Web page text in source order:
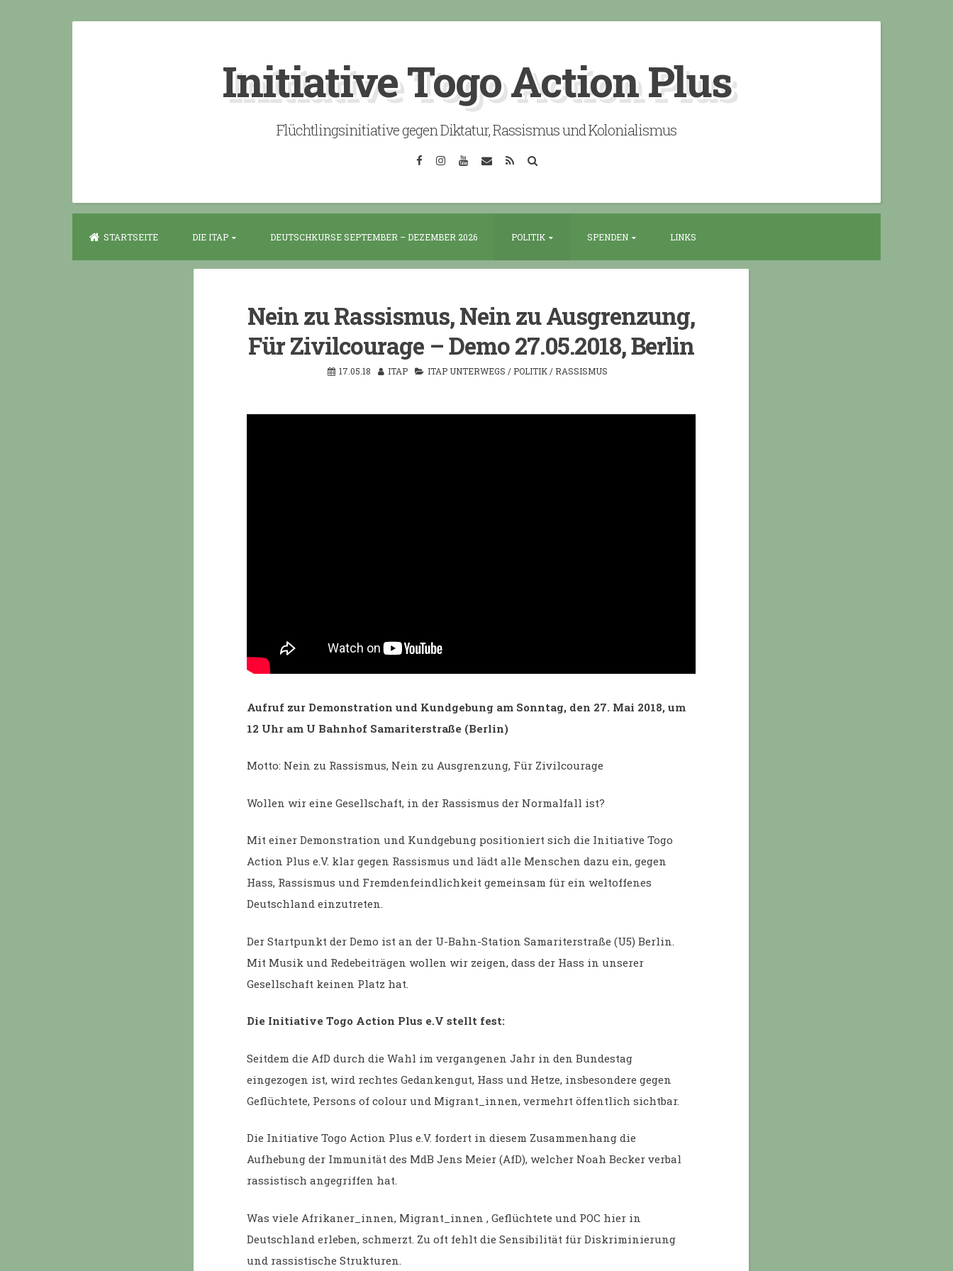
Initiative Togo Action Plus
Flüchtlingsinitiative gegen Diktatur, Rassismus und Kolonialismus
FacebookInstagramYouTube
EmailRSS
STARTSEITE DIE ITAP DEUTSCHKURSE SEPTEMBER – DEZEMBER 2026 POLITIK SPENDEN LINKS
Nein zu Rassismus, Nein zu Ausgrenzung,
Für Zivilcourage – Demo 27.05.2018, Berlin
17.05.18 ITAP ITAP UNTERWEGS / POLITIK / RASSISMUS
Aufruf zur Demonstration und Kundgebung am Sonntag, den 27. Mai 2018, um
12 Uhr am U Bahnhof Samariterstraße (Berlin)
Motto: Nein zu Rassismus, Nein zu Ausgrenzung, Für Zivilcourage
Wollen wir eine Gesellschaft, in der Rassismus der Normalfall ist?
Mit einer Demonstration und Kundgebung positioniert sich die Initiative Togo
Action Plus e.V. klar gegen Rassismus und lädt alle Menschen dazu ein, gegen
Hass, Rassismus und Fremdenfeindlichkeit gemeinsam für ein weltoffenes
Deutschland einzutreten.
Der Startpunkt der Demo ist an der U-Bahn-Station Samariterstraße (U5) Berlin.
Mit Musik und Redebeiträgen wollen wir zeigen, dass der Hass in unserer
Gesellschaft keinen Platz hat.
Die Initiative Togo Action Plus e.V stellt fest:
Seitdem die AfD durch die Wahl im vergangenen Jahr in den Bundestag
eingezogen ist, wird rechtes Gedankengut, Hass und Hetze, insbesondere gegen
Geflüchtete, Persons of colour und Migrant_innen, vermehrt öffentlich sichtbar.
Die Initiative Togo Action Plus e.V. fordert in diesem Zusammenhang die
Aufhebung der Immunität des MdB Jens Meier (AfD), welcher Noah Becker verbal
rassistisch angegriffen hat.
Was viele Afrikaner_innen, Migrant_innen , Geflüchtete und POC hier in
Deutschland erleben, schmerzt. Zu oft fehlt die Sensibilität für Diskriminierung
und rassistische Strukturen.